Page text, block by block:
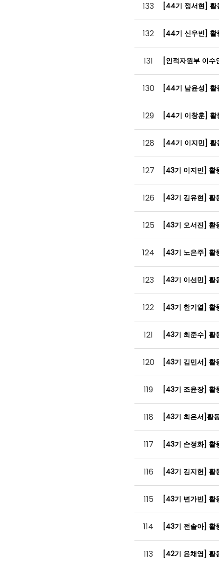
133 [44기 정서현]
132 [44기 신우빈]
131 [인적자원부 이
130 [44기 남윤성]
129 [44기 이창훈]
128 [44기 이지민]
127 [43기 이지민] 활
126 [43기 김유현] 활
125 [43기 오서진] 홛
124 [43기 노은주] 활
123 [43기 이선민] 활
122 [43기 한기열] 활
121 [43기 최준수] 활
120 [43기 김민서] 활
119 [43기 조윤장] 활
118 [43기 최은서]활
117 [43기 손정화] 활
116 [43기 김지헌] 활
115 [43기 변가빈] 활
114 [43기 전솔아] 활
113 [42기 윤채영] 활